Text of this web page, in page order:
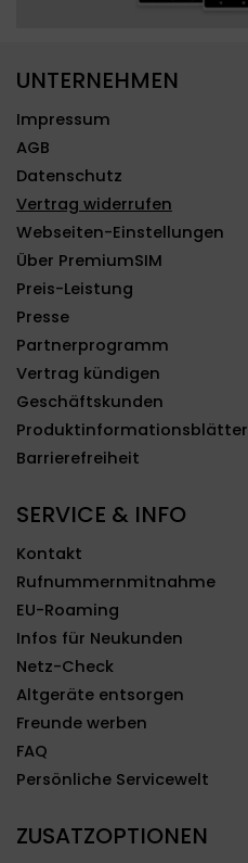
UNTERNEHMEN
Impressum
AGB
Datenschutz
Vertrag widerrufen
Webseiten-Einstellungen
Über PremiumSIM
Preis-Leistung
Presse
Partnerprogramm
Vertrag kündigen
Geschäftskunden
Produktinformationsblätter
Barrierefreiheit
SERVICE & INFO
Kontakt
Rufnummernmitnahme
EU-Roaming
Infos für Neukunden
Netz-Check
Altgeräte entsorgen
Freunde werben
FAQ
Persönliche Servicewelt
ZUSATZOPTIONEN